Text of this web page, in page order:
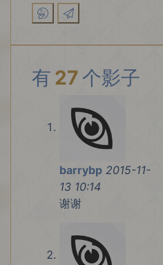
有 27个影子
barrybp 2015-11-
13 10:14
谢谢